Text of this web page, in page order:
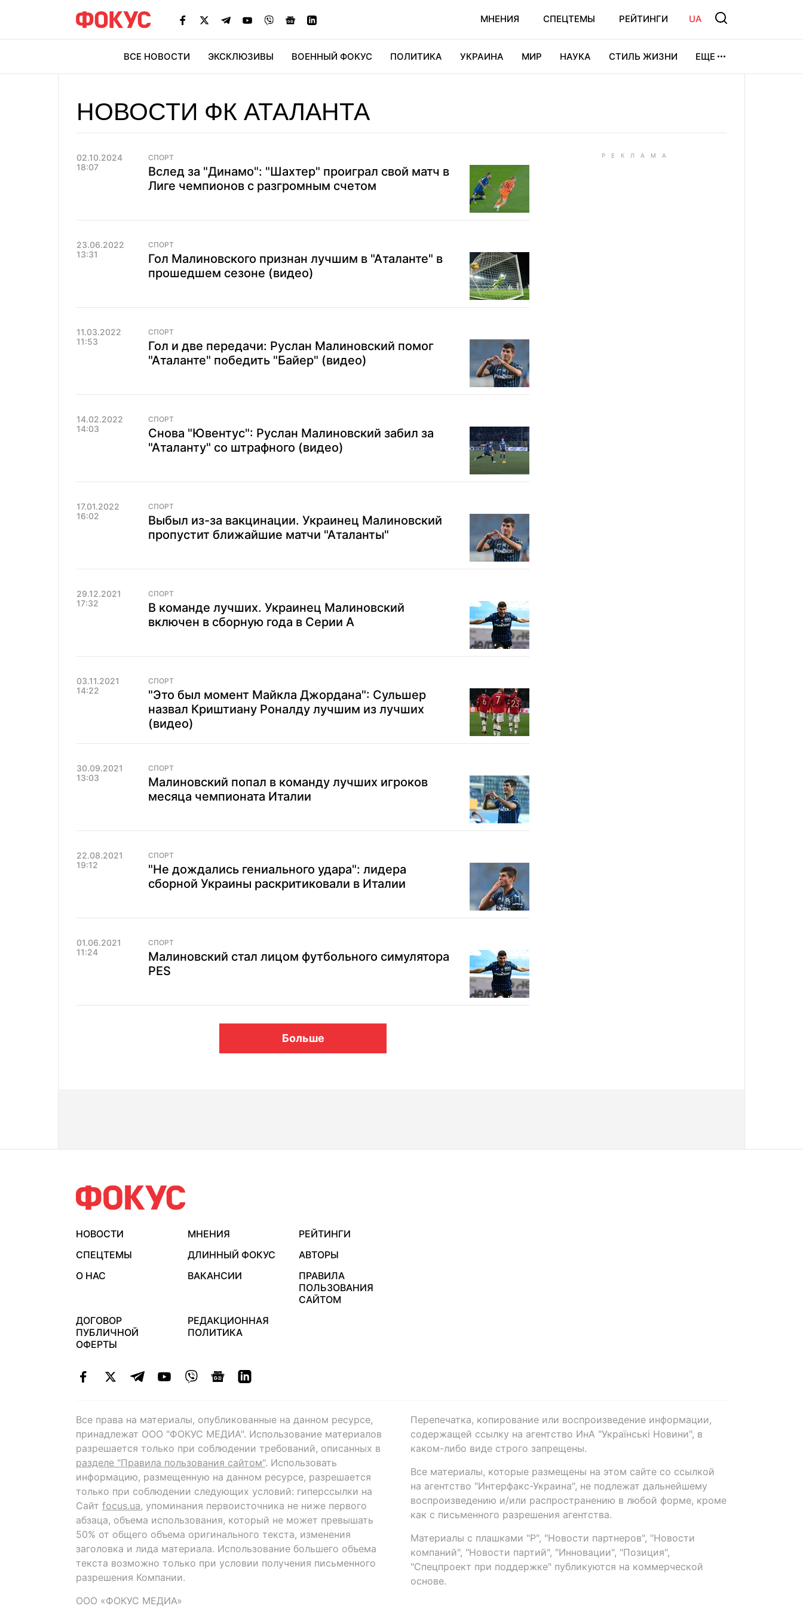
МНЕНИЯ СПЕЦТЕМЫ РЕЙТИНГИ UA
ВСЕ НОВОСТИ ЭКСКЛЮЗИВЫ ВОЕННЫЙ ФОКУС ПОЛИТИКА УКРАИНА МИР НАУКА СТИЛЬ ЖИЗНИ ЕЩЕ
НОВОСТИ ФК АТАЛАНТА
02.10.2024
18:07
СПОРТ
Вслед за "Динамо": "Шахтер" проиграл свой матч в
Лиге чемпионов с разгромным счетом
23.06.2022
13:31
СПОРТ
Гол Малиновского признан лучшим в "Аталанте" в
прошедшем сезоне (видео)
11.03.2022
11:53
СПОРТ
Гол и две передачи: Руслан Малиновский помог
"Аталанте" победить "Байер" (видео)
14.02.2022
14:03
СПОРТ
Снова "Ювентус": Руслан Малиновский забил за
"Аталанту" со штрафного (видео)
17.01.2022
16:02
СПОРТ
Выбыл из-за вакцинации. Украинец Малиновский
пропустит ближайшие матчи "Аталанты"
29.12.2021
17:32
СПОРТ
В команде лучших. Украинец Малиновский
включен в сборную года в Серии А
03.11.2021
14:22
СПОРТ
"Это был момент Майкла Джордана": Сульшер
назвал Криштиану Роналду лучшим из лучших
(видео)
30.09.2021
13:03
СПОРТ
Малиновский попал в команду лучших игроков
месяца чемпионата Италии
22.08.2021
19:12
СПОРТ
"Не дождались гениального удара": лидера
сборной Украины раскритиковали в Италии
01.06.2021
11:24
СПОРТ
Малиновский стал лицом футбольного симулятора
PES
Больше
НОВОСТИ МНЕНИЯ
РЕЙТИНГИ
СПЕЦТЕМЫ
ДЛИННЫЙ ФОКУС
АВТОРЫ
О НАС
ВАКАНСИИ
ПРАВИЛА
ПОЛЬЗОВАНИЯ
САЙТОМ
ДОГОВОР
ПУБЛИЧНОЙ
ОФЕРТЫ
РЕДАКЦИОННАЯ
ПОЛИТИКА
Все права на материалы, опубликованные на данном ресурсе,
принадлежат ООО "ФОКУС МЕДИА". Использование материалов
разрешается только при соблюдении требований, описанных в
разделе "Правила пользования сайтом". Использовать
информацию, размещенную на данном ресурсе, разрешается
только при соблюдении следующих условий: гиперссылки на
Сайт focus.ua, упоминания первоисточника не ниже первого
абзаца, объема использования, который не может превышать
50% от общего объема оригинального текста, изменения
заголовка и лида материала. Использование большего объема
текста возможно только при условии получения письменного
разрешения Компании.
ООО «ФОКУС МЕДИА»
Перепечатка, копирование или воспроизведение информации,
содержащей ссылку на агентство ИнА "Українські Новини", в
каком-либо виде строго запрещены.
Все материалы, которые размещены на этом сайте со ссылкой
на агентство "Интерфакс-Украина", не подлежат дальнейшему
воспроизведению и/или распространению в любой форме, кроме
как с письменного разрешения агентства.
Материалы с плашками "Р", "Новости партнеров", "Новости
компаний", "Новости партий", "Инновации", "Позиция",
"Спецпроект при поддержке" публикуются на коммерческой
основе.